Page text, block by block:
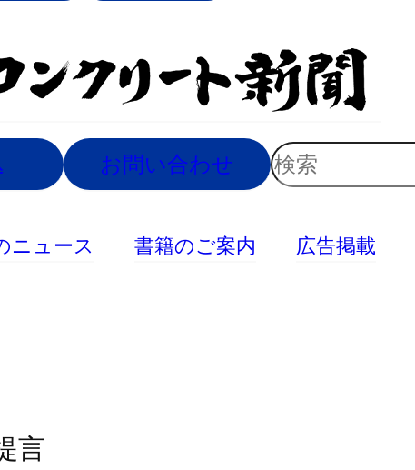
お問い合わせ
検
索
ニュース 書籍のご案内 広告掲載
言